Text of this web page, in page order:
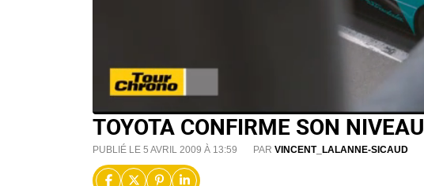
TOYOTA CONFIRME SON NIVEAU
PUBLIÉ LE 5 AVRIL 2009 À 13:59 PAR VINCENT_LALANNE-SICAUD